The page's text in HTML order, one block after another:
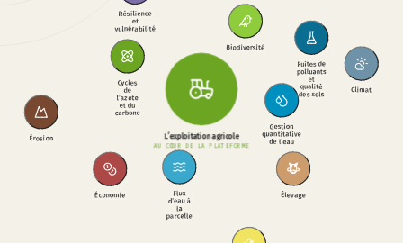
Gestion
quantitative
de l’eau
Flux
d’eau à
la
parcelle
Cycles
de
l’azote
et du
carbone
Biodiversité
Élevage
Économie
Résilience
et
vulnérabilité
Fuites de
polluants
et
qualité
des sols
Érosion
Climat
L’exploitation agricole
AU CŒUR DE LA PLATEFORME